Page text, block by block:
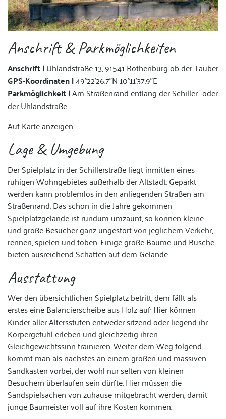
Anschrift & Parkmöglichkeiten
Anschrift |Uhlandstraße 13, 91541 Rothenburg ob der Tauber
GPS-Koordinaten |49°22'26.7"N 10°11'37.9"E
Parkmöglichkeit |Am Straßenrand entlang der Schiller- oder
der Uhlandstraße
Auf Karte anzeigen
Lage & Umgebung
Der Spielplatz in der Schillerstraße liegt inmitten eines
ruhigen Wohngebietes außerhalb der Altstadt. Geparkt
werden kann problemlos in den anliegenden Straßen am
Straßenrand. Das schon in die Jahre gekommen
Spielplatzgelände ist rundum umzäunt, so können kleine
und große Besucher ganz ungestört von jeglichem Verkehr,
rennen, spielen und toben. Einige große Bäume und Büsche
bieten ausreichend Schatten auf dem Gelände.
Ausstattung
Wer den übersichtlichen Spielplatz betritt, dem fällt als
erstes eine Balancierscheibe aus Holz auf: Hier können
Kinder aller Altersstufen entweder sitzend oder liegend ihr
Körpergefühl erleben und gleichzeitig ihren
Gleichgewichtssinn trainieren. Weiter dem Weg folgend
kommt man als nächstes an einem großen und massiven
Sandkasten vorbei, der wohl nur selten von kleinen
Besuchern überlaufen sein dürfte. Hier müssen die
Sandspielsachen von zuhause mitgebracht werden, damit
junge Baumeister voll auf ihre Kosten kommen.